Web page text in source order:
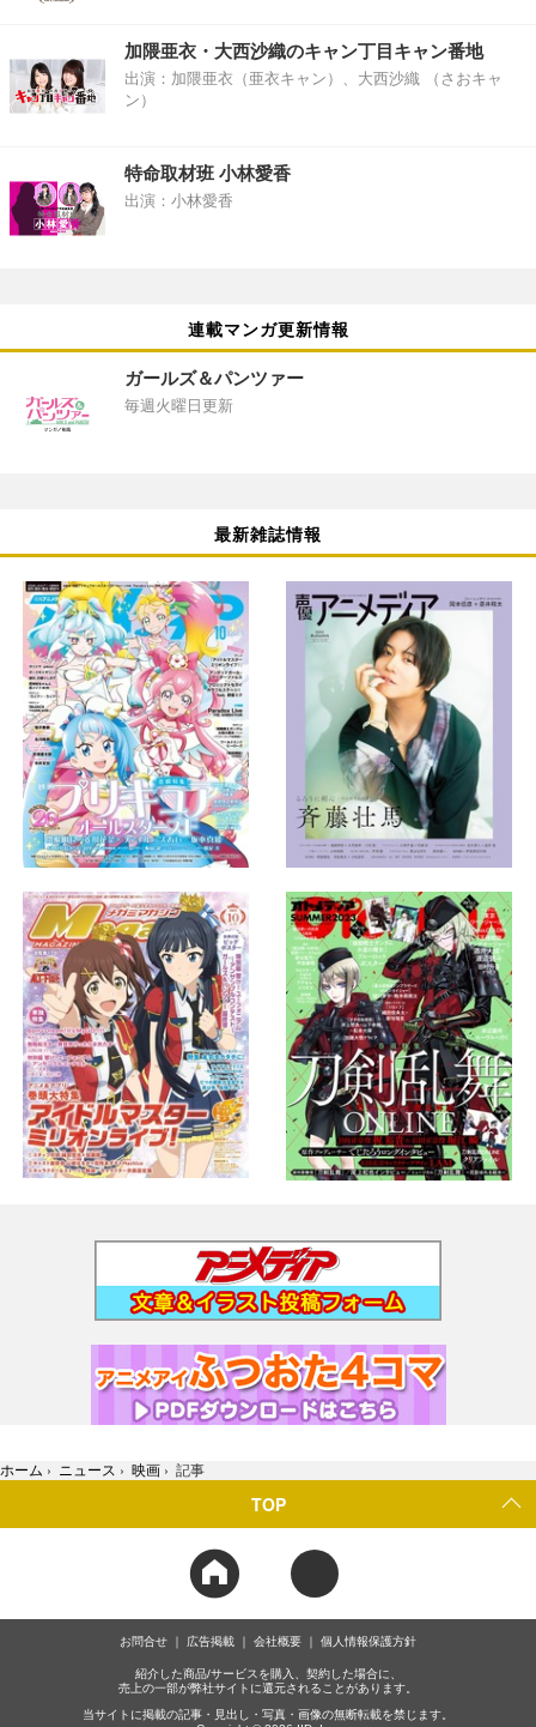
加隈亜衣・大西沙織のキャン丁目キャン番地
出演：加隈亜衣（亜衣キャン）、大西沙織 （さおキャ
ン）
特命取材班 小林愛香
出演：小林愛香
連載マンガ更新情報
ガールズ＆パンツァー
毎週火曜日更新
最新雑誌情報
ホーム › ニュース › 映画 › 記事
TOP
お問合せ 広告掲載 会社概要 個人情報保護方針
紹介した商品/サービスを購入、契約した場合に、
売上の一部が弊社サイトに還元されることがあります。
当サイトに掲載の記事・見出し・写真・画像の無断転載を禁じます。